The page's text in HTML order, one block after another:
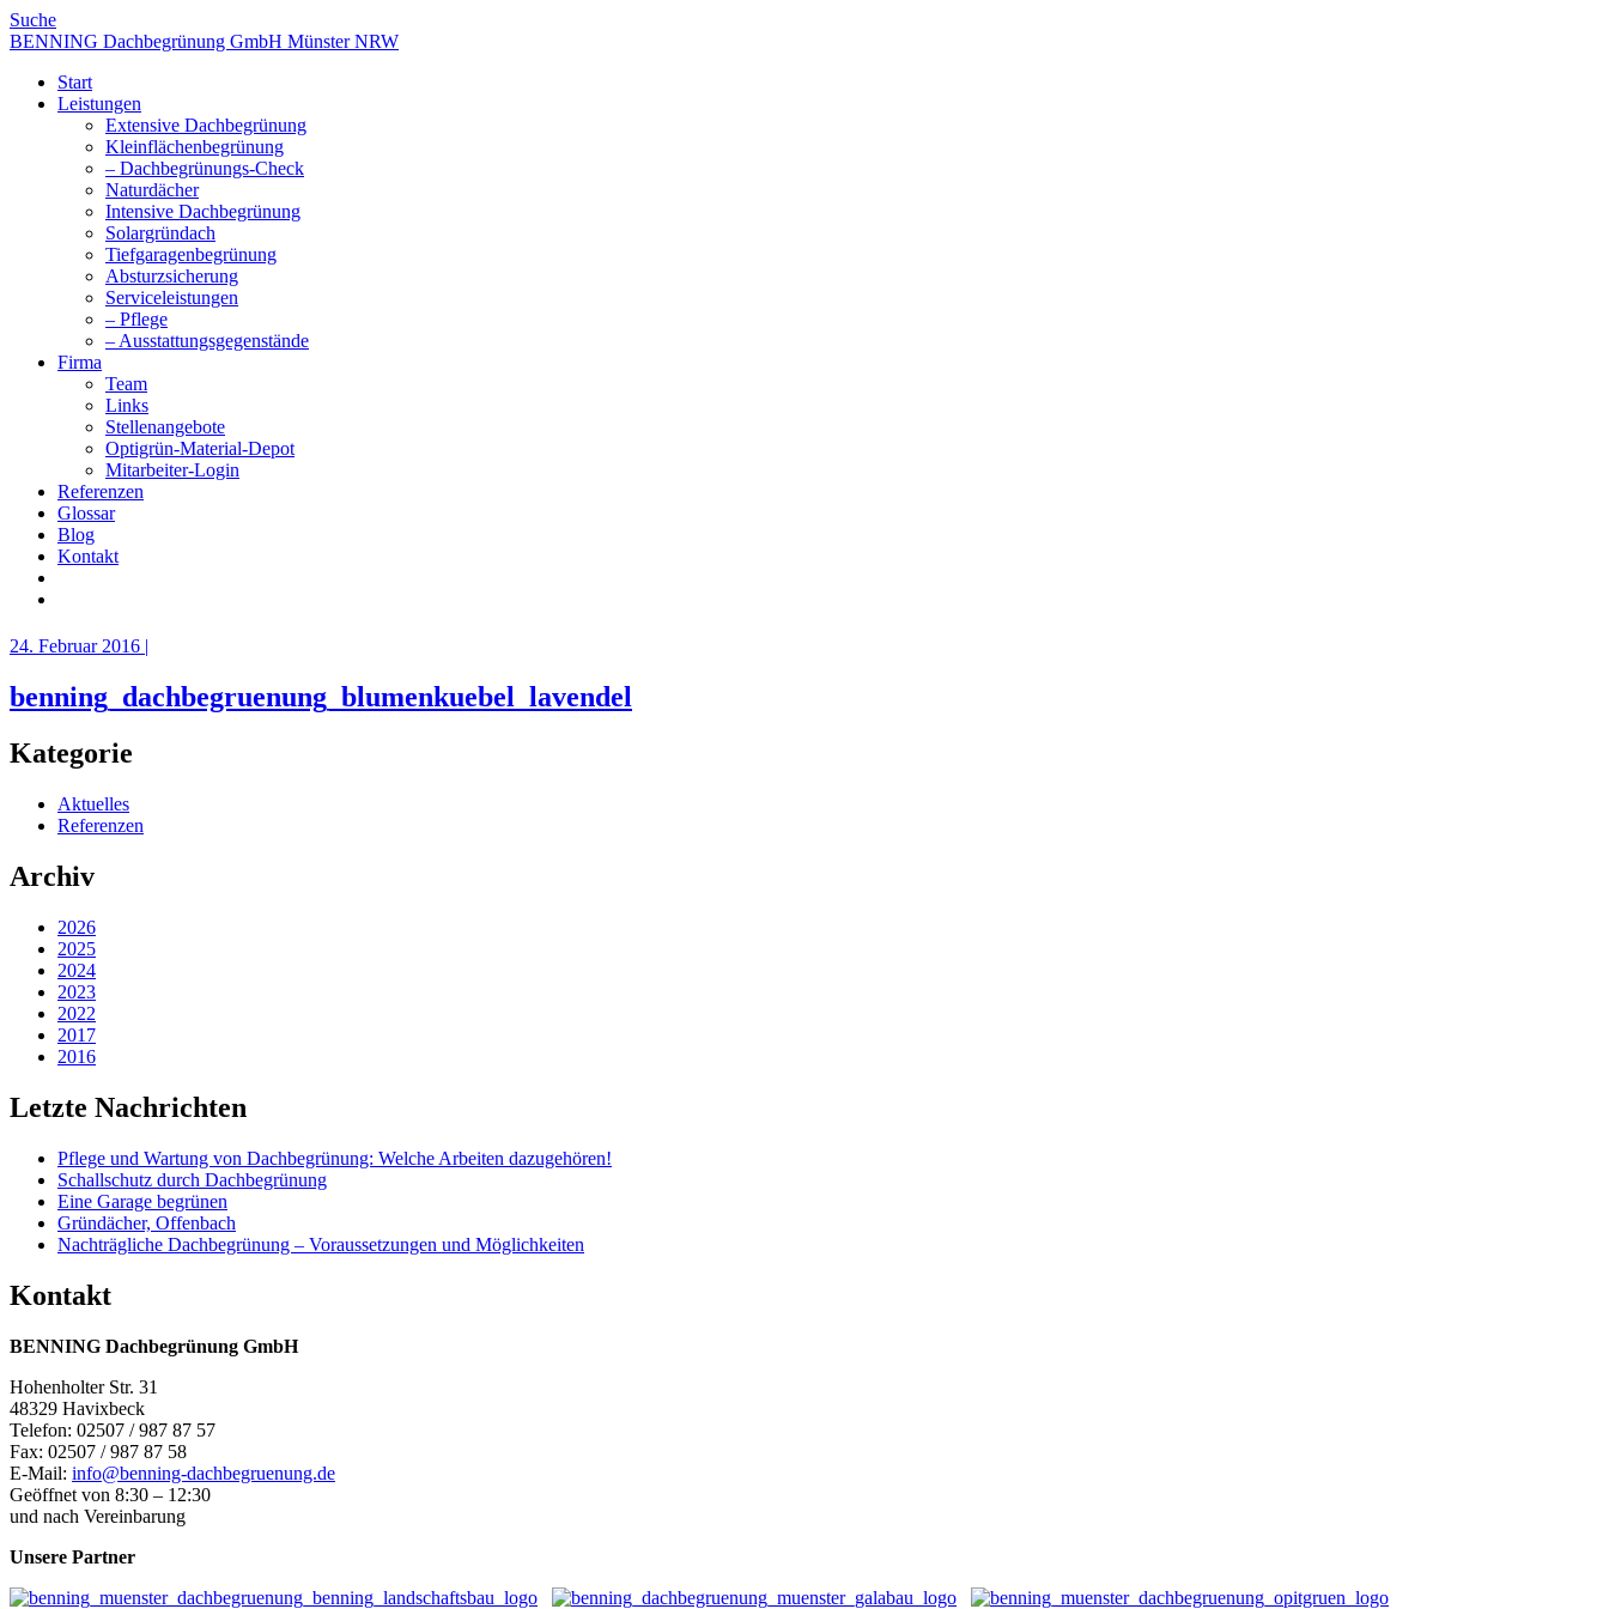
Suche
BENNING Dachbegrünung GmbH Münster NRW
Start
Leistungen
Extensive Dachbegrünung
Kleinflächenbegrünung
– Dachbegrünungs-Check
Naturdächer
Intensive Dachbegrünung
Solargründach
Tiefgaragenbegrünung
Absturzsicherung
Serviceleistungen
– Pflege
– Ausstattungsgegenstände
Firma
Team
Links
Stellenangebote
Optigrün-Material-Depot
Mitarbeiter-Login
Referenzen
Glossar
Blog
Kontakt
24. Februar 2016 |
benning_dachbegruenung_blumenkuebel_lavendel
Kategorie
Aktuelles
Referenzen
Archiv
2026
2025
2024
2023
2022
2017
2016
Letzte Nachrichten
Pflege und Wartung von Dachbegrünung: Welche Arbeiten dazugehören!
Schallschutz durch Dachbegrünung
Eine Garage begrünen
Gründächer, Offenbach
Nachträgliche Dachbegrünung – Voraussetzungen und Möglichkeiten
Kontakt
BENNING Dachbegrünung GmbH
Hohenholter Str. 31
48329 Havixbeck
Telefon: 02507 / 987 87 57
Fax: 02507 / 987 87 58
E-Mail: info@benning-dachbegruenung.de
Geöffnet von 8:30 – 12:30
und nach Vereinbarung
Unsere Partner